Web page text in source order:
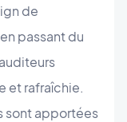
de
passant du
et rafraîchie.
sont apportées